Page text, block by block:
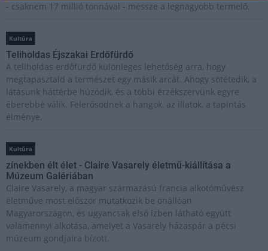
- csaknem 17 millió tonnával - messze a legnagyobb termelő.
Kultúra
Teliholdas Éjszakai Erdőfürdő
A teliholdas erdőfürdő különleges lehetőség arra, hogy
megtapasztald a természet egy másik arcát. Ahogy sötétedik, a
látásunk háttérbe húzódik, és a többi érzékszervünk egyre
éberebbé válik. Felerősödnek a hangok, az illatok, a tapintás
élménye.
Kultúra
zínekben élt élet - Claire Vasarely életmű-kiállítása a
Múzeum Galériában
Claire Vasarely, a magyar származású francia alkotóművész
életműve most először mutatkozik be önállóan
Magyarországon, és ugyancsak első ízben látható együtt
valamennyi alkotása, amelyet a Vasarely házaspár a pécsi
múzeum gondjaira bízott.